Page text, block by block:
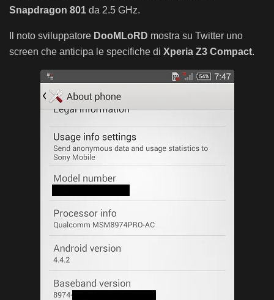
Snapdragon 801 da 2.5 GHz.
Il noto sviluppatore DooMLoRD mostra su Twitter uno
screen che anticipa le specifiche di Xperia Z3 Compact.